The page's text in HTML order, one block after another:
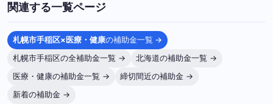
関連する一覧ページ
札幌市手稲区×医療・健康の補助金一覧 →
札幌市手稲区の全補助金一覧 →
北海道の補助金一覧 →
医療・健康の補助金一覧 →
締切間近の補助金 →
新着の補助金 →